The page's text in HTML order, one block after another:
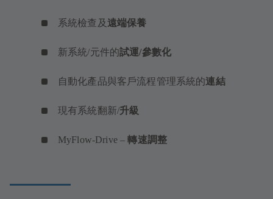
系統檢查及遠端保養
新系統/元件的試運/參數化
自動化產品與客戶流程管理系統的連結
現有系統翻新/升級
MyFlow-Drive –轉速調整